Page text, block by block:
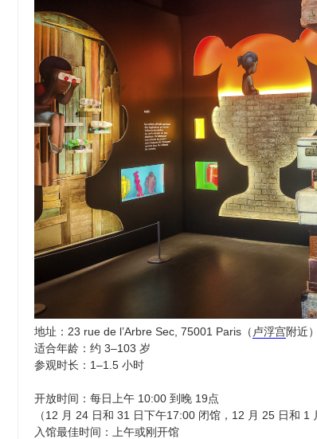
地址：23 rue de l’Arbre Sec, 75001 Paris（ 卢浮宫附近）
适合年龄：约 3–103 岁
参观时长：1–1.5 小时
开放时间：每日上午 10:00 到晚 19点
（12 月 24 日和 31 日下午17:00 闭馆，12 月 25 日和 1
入馆最佳时间：上午或刚开馆